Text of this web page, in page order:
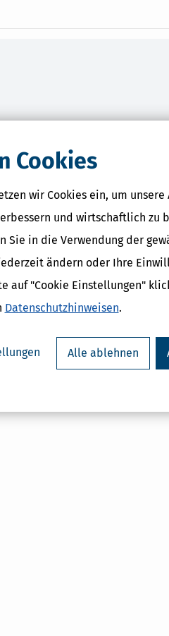
Cookies
wir Cookies ein, um unsere
und wirtschaftlich zu
Sie in die Verwendung der
ändern oder Ihre
auf "Cookie Einstellungen"
Datenschutzhinweisen.
Alle ablehnen